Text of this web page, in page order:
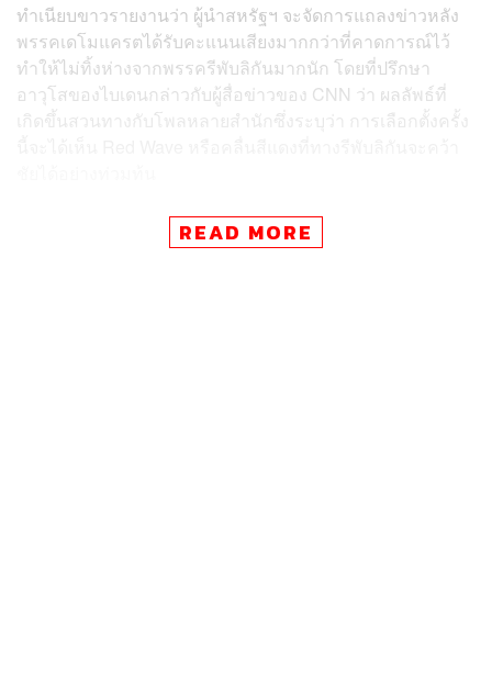
ทำเนียบขาวรายงานว่า ผู้นำสหรัฐฯ จะจัดการแถลงข่าวหลัง
พรรคเดโมแครตได้รับคะแนนเสียงมากกว่าที่คาดการณ์ไว้
ทำให้ไม่ทิ้งห่างจากพรรครีพับลิกันมากนัก โดยที่ปรึกษา
อาวุโสของไบเดนกล่าวกับผู้สื่อข่าวของ CNN ว่า ผลลัพธ์ที่
เกิดขึ้นสวนทางกับโพลหลายสำนักซึ่งระบุว่า การเลือกตั้งครั้ง
READ MORE